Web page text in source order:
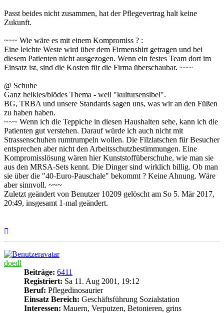
Passt beides nicht zusammen, hat der Pflegevertrag halt keine
Zukunft.
~~~ Wie wäre es mit einem Kompromiss ? :
Eine leichte Weste wird über dem Firmenshirt getragen und bei
diesem Patienten nicht ausgezogen. Wenn ein festes Team dort im
Einsatz ist, sind die Kosten für die Firma überschaubar. ~~~
@ Schuhe
Ganz heikles/blödes Thema - weil "kultursensibel".
BG, TRBA und unsere Standards sagen uns, was wir an den Füßen
zu haben haben.
~~~ Wenn ich die Teppiche in diesen Haushalten sehe, kann ich die
Patienten gut verstehen. Darauf würde ich auch nicht mit
Strassenschuhen rumtrumpeln wollen. Die Filzlatschen für Besucher
entsprechen aber nicht den Arbeitsschutzbestimmungen. Eine
Kompromisslösung wären hier Kunststoffüberschuhe, wie man sie
aus den MRSA-Sets kennt. Die Dinger sind wirklich billig. Ob man
sie über die "40-Euro-Pauschale" bekommt ? Keine Ahnung. Wäre
aber sinnvoll. ~~~
Zuletzt geändert von Benutzer 10209 gelöscht am So 5. Mär 2017,
20:49, insgesamt 1-mal geändert.
doedl
Beiträge: 6411
Registriert: Sa 11. Aug 2001, 19:12
Beruf: Pflegedinosaurier
Einsatz Bereich: Geschäftsführung Sozialstation
Interessen: Mauern, Verputzen, Betonieren, grins